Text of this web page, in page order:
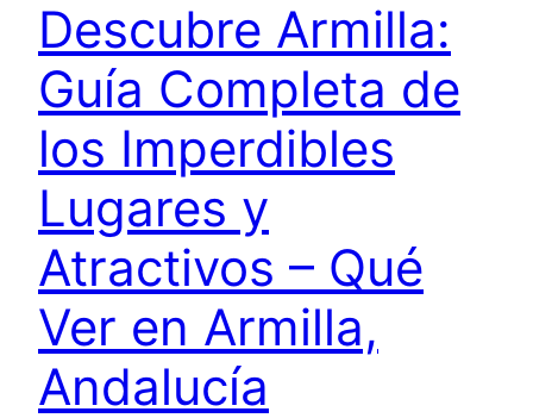
Descubre Armilla:
Guía Completa de
los Imperdibles
Lugares y
Atractivos – Qué
Ver en Armilla,
Andalucía